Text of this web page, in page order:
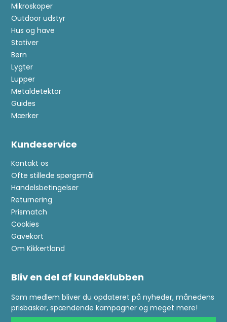
Mikroskoper
Outdoor udstyr
Hus og have
Stativer
Børn
Lygter
Lupper
Metaldetektor
Guides
Mærker
Kundeservice
Kontakt os
Ofte stillede spørgsmål
Handelsbetingelser
Returnering
Prismatch
Cookies
Gavekort
Om Kikkertland
Bliv en del af kundeklubben
Som medlem bliver du opdateret på nyheder, månedens
prisbasker, spændende kampagner og meget mere!